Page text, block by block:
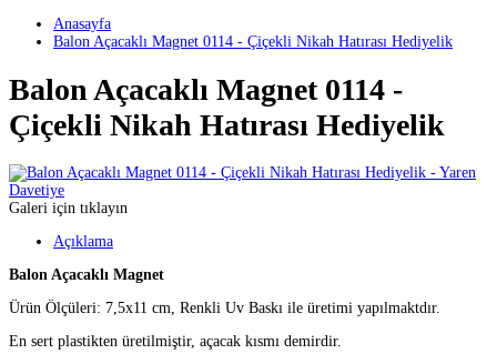
Anasayfa
Balon Açacaklı Magnet 0114 - Çiçekli Nikah Hatırası Hediyelik
Balon Açacaklı Magnet 0114 -
Çiçekli Nikah Hatırası Hediyelik
Galeri için tıklayın
Açıklama
Balon Açacaklı Magnet
Ürün Ölçüleri: 7,5x11 cm, Renkli Uv Baskı ile üretimi yapılmaktdır.
En sert plastikten üretilmiştir, açacak kısmı demirdir.